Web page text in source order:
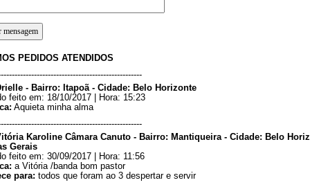
PEDIDOS ATENDIDOS
- Bairro: Itapoã - Cidade: Belo Horizonte
feito em: 18/10/2017 | Hora: 15:23
Aquieta minha alma
Karoline Câmara Canuto - Bairro: Mantiqueira - Cidade: Belo
Gerais
feito em: 30/09/2017 | Hora: 11:56
a Vitória /banda bom pastor
para: todos que foram ao 3 despertar e servir